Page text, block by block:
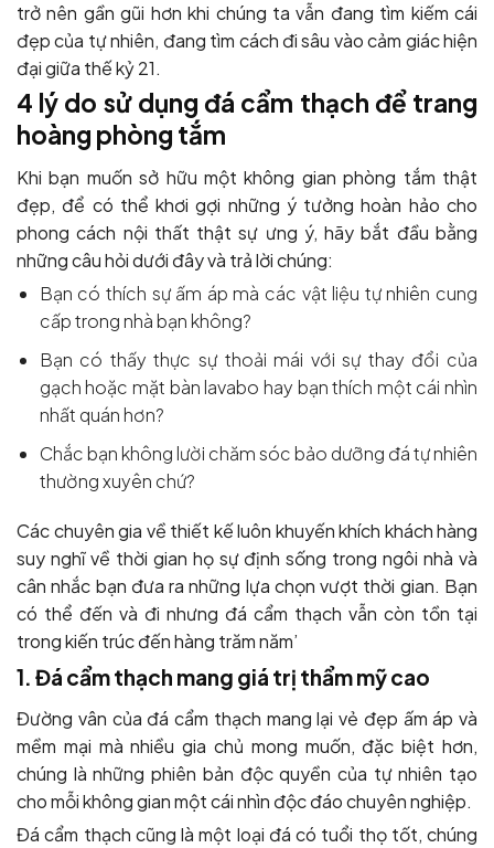
trở nên gần gũi hơn khi chúng ta vẫn đang tìm kiếm cái
đẹp của tự nhiên, đang tìm cách đi sâu vào cảm giác hiện
đại giữa thế kỷ 21.
4 lý do sử dụng đá cẩm thạch để trang
hoàng phòng tắm
Khi bạn muốn sở hữu một không gian phòng tắm thật
đẹp, để có thể khơi gợi những ý tưởng hoàn hảo cho
phong cách nội thất thật sự ưng ý, hãy bắt đầu bằng
những câu hỏi dưới đây và trả lời chúng:
Bạn có thích sự ấm áp mà các vật liệu tự nhiên cung
cấp trong nhà bạn không?
Bạn có thấy thực sự thoải mái với sự thay đổi của
gạch hoặc mặt bàn lavabo hay bạn thích một cái nhìn
nhất quán hơn?
Chắc bạn không lười chăm sóc bảo dưỡng đá tự nhiên
thường xuyên chứ?
Các chuyên gia về thiết kế luôn khuyến khích khách hàng
suy nghĩ về thời gian họ sự định sống trong ngôi nhà và
cân nhắc bạn đưa ra những lựa chọn vượt thời gian. Bạn
có thể đến và đi nhưng đá cẩm thạch vẫn còn tồn tại
trong kiến trúc đến hàng trăm năm’
1. Đá cẩm thạch mang giá trị thẩm mỹ cao
Đường vân của đá cẩm thạch mang lại vẻ đẹp ấm áp và
mềm mại mà nhiều gia chủ mong muốn, đặc biệt hơn,
chúng là những phiên bản độc quyền của tự nhiên tạo
cho mỗi không gian một cái nhìn độc đáo chuyên nghiệp.
Đá cẩm thạch cũng là một loại đá có tuổi thọ tốt, chúng